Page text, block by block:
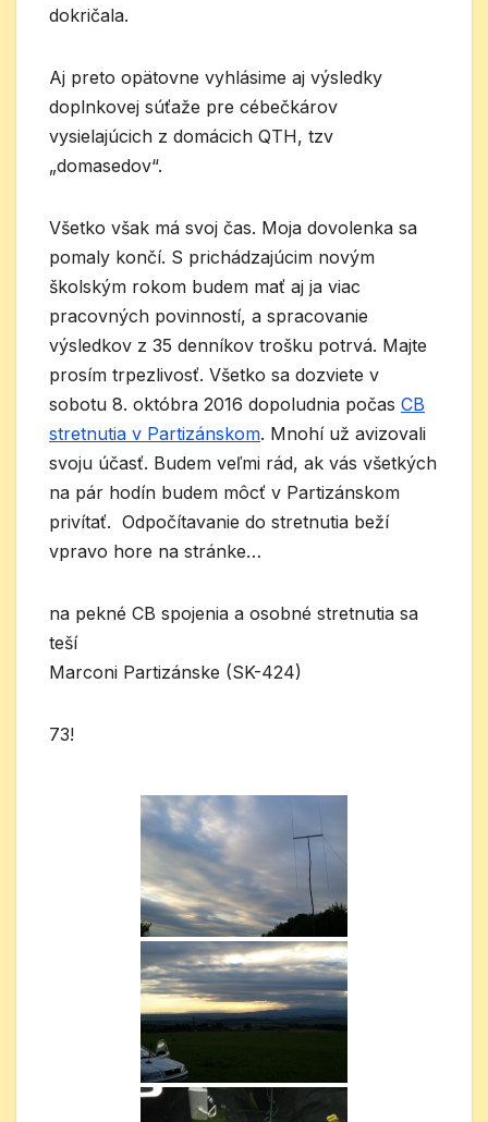
dokričala.
Aj preto opätovne vyhlásime aj výsledky
doplnkovej súťaže pre cébečkárov
vysielajúcich z domácich QTH, tzv
„domasedov“.
Všetko však má svoj čas. Moja dovolenka sa
pomaly končí. S prichádzajúcim novým
školským rokom budem mať aj ja viac
pracovných povinností, a spracovanie
výsledkov z 35 denníkov trošku potrvá. Majte
prosím trpezlivosť. Všetko sa dozviete v
sobotu 8. októbra 2016 dopoludnia počas CB
stretnutia v Partizánskom. Mnohí už avizovali
svoju účasť. Budem veľmi rád, ak vás všetkých
na pár hodín budem môcť v Partizánskom
privítať. Odpočítavanie do stretnutia beží
vpravo hore na stránke…
na pekné CB spojenia a osobné stretnutia sa
teší
Marconi Partizánske (SK-424)
73!